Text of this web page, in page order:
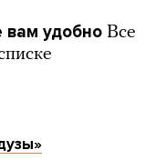
вам удобно Все